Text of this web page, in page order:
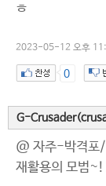
ㅎ
2023-05-12 오후
0
G-
@ 자주-박격포
재활용의 모범